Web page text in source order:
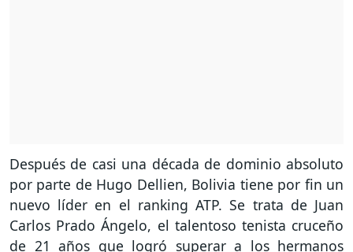
Después de casi una década de dominio absoluto
por parte de Hugo Dellien, Bolivia tiene por fin un
nuevo líder en el ranking ATP. Se trata de Juan
Carlos Prado Ángelo, el talentoso tenista cruceño
de 21 años que logró superar a los hermanos